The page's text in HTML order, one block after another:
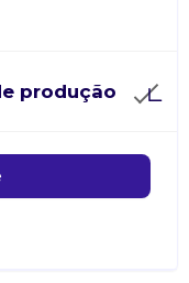
produção